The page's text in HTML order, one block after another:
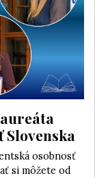
Slovenska
osobnosť
si môžete od